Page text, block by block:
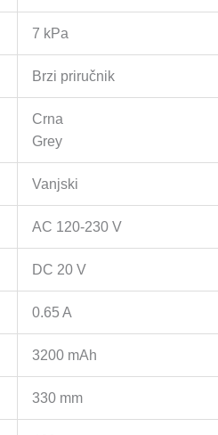
7 kPa
Brzi priručnik
Crna
Grey
Vanjski
AC 120-230 V
DC 20 V
0.65 A
3200 mAh
330 mm